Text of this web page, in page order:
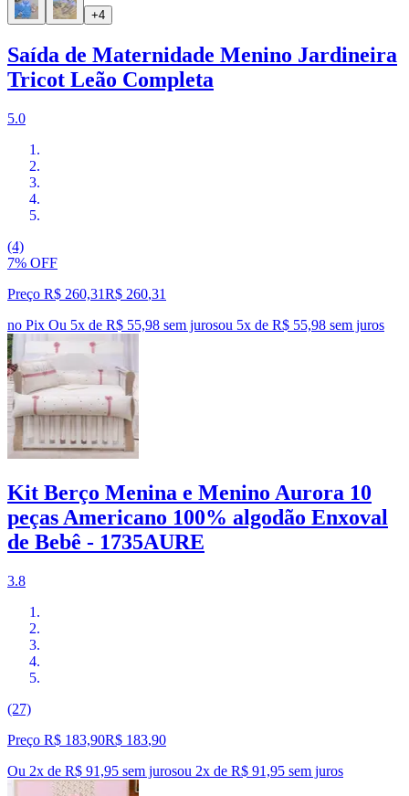
+4
Saída de Maternidade Menino Jardineira
Tricot Leão Completa
5.0
(4)
7% OFF
Preço R$ 260,31R$ 260,31
no Pix Ou 5x de R$ 55,98 sem jurosou 5x de R$ 55,98 sem juros
Kit Berço Menina e Menino Aurora 10
peças Americano 100% algodão Enxoval
de Bebê - 1735AURE
3.8
(27)
Preço R$ 183,90R$ 183,90
Ou 2x de R$ 91,95 sem jurosou 2x de R$ 91,95 sem juros